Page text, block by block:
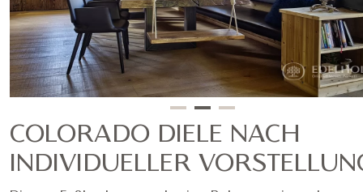
COLORADO DIELE NACH
INDIVIDUELLER